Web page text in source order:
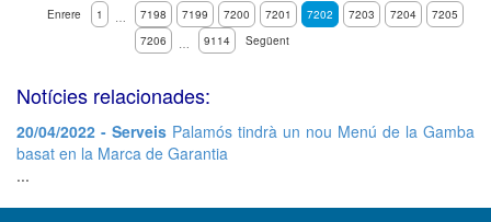
Enrere 1 … 7198 7199 7200 7201 7202 7203 7204
7205
7206
… 9114 Següent
Notícies relacionades:
20/04/2022 - Serveis Palamós tindrà un nou Menú de la Gamba
basat en la Marca de Garantia
...